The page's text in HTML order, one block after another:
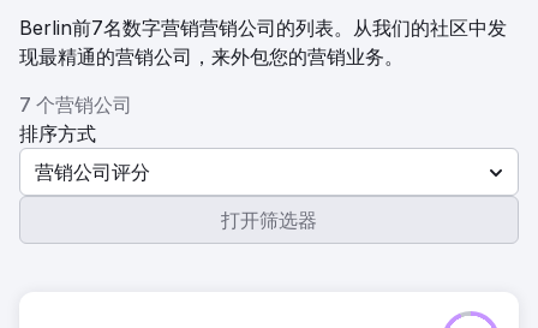
Berlin前7名数字营销营销公司的列表。从我们的社区中发
现最精通的营销公司，来外包您的营销业务。
7 个营销公司
排序方式
营销公司评分
打开筛选器